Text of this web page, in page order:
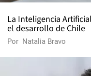
La Inteligencia
el desarrollo de Chile
Por Natalia Bravo